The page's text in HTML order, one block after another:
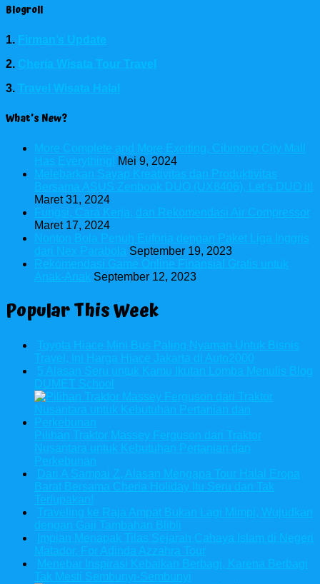
Blogroll
1. Firman’s Update
2. Cheria Wisata Tour Travel
3. Travel Wisata Halal
What’s New?
More Complete and More Exciting, Cibinong City Mall
Has Everything! Mei 9, 2024
Melebarkan Sayap Kreativitas dan Produktivitas
Bersama ASUS Zenbook DUO (UX8406), Let’s DUO it!
Maret 31, 2024
Fungsi, Cara Kerja, dan Rekomendasi Air Compressor
Maret 17, 2024
Nonton Bola Penuh Euforia dengan Paket Liga Inggris
dari Nex Parabola September 19, 2023
Rekomendasi Game Online Finansial Gratis untuk
Anak-Anak September 12, 2023
Popular This Week
Toyota Hiace Mini Bus Paling Nyaman Untuk Bisnis
Travel, Ini Harga Hiace Jakarta di Auto2000
5 Alasan Seru untuk Kamu Ikutan Lomba Menulis Blog
DUMET School
Pilihan Traktor Massey Ferguson dari Traktor
Nusantara untuk Kebutuhan Pertanian dan
Perkebunan
Dari A Sampai Z, Alasan Mengapa Tour Halal Eropa
Barat Bersama Cheria Holiday Itu Seru dan Tak
Terlupakan!
Traveling ke Raja Ampat Bukan Lagi Mimpi, Wujudkan
dengan Gaji Tambahan Blibli
Impian Menapak Tilas Sejarah Cahaya Islam di Negeri
Matador, For Adinda Azzahra Tour
Menebar Inspirasi Kebaikan Berbagi, Karena Berbagi
Tak Mesti Sembunyi-Sembunyi